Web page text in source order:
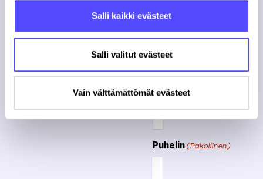
Salli kaikki evästeet
Salli valitut evästeet
Vain välttämättömät evästeet
Yrityksen
nimi(Pakollinen)
Sähköposti
Puhelin (Pakollinen)